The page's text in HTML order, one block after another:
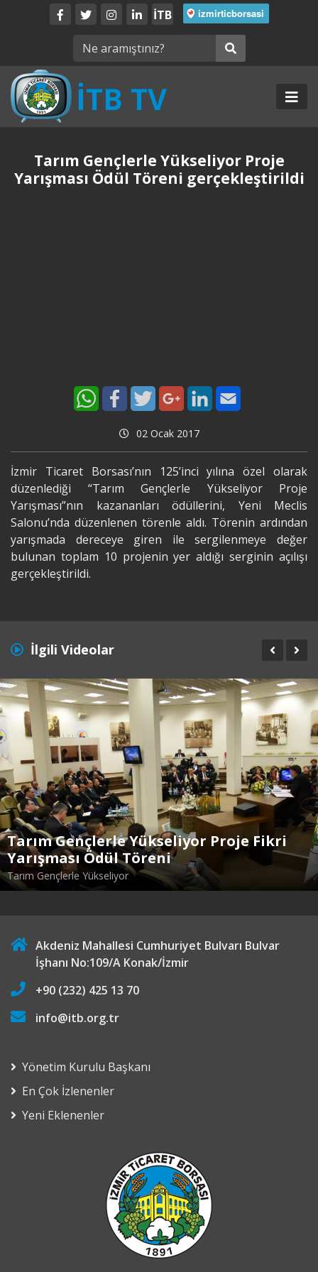
İTB
Tarım Gençlerle Yükseliyor Proje
Yarışması Ödül Töreni gerçekleştirildi
02 Ocak 2017
İzmir Ticaret Borsası’nın 125’inci yılına özel olarak
düzenlediği “Tarım Gençlerle Yükseliyor Proje
Yarışması”nın kazananları ödüllerini, Yeni Meclis
Salonu’nda düzenlenen törenle aldı. Törenin ardından
yarışmada dereceye giren ile sergilenmeye değer
bulunan toplam 10 projenin yer aldığı serginin açılışı
gerçekleştirildi.
İlgili Videolar
Tarım Gençlerle Yükseliyor Proje Fikri
Yarışması Ödül Töreni
Tarım Gençlerle Yükseliyor
Akdeniz Mahallesi Cumhuriyet Bulvarı Bulvar
İşhanı No:109/A Konak/İzmir
+90 (232) 425 13 70
info@itb.org.tr
Yönetim Kurulu Başkanı
En Çok İzlenenler
Yeni Eklenenler